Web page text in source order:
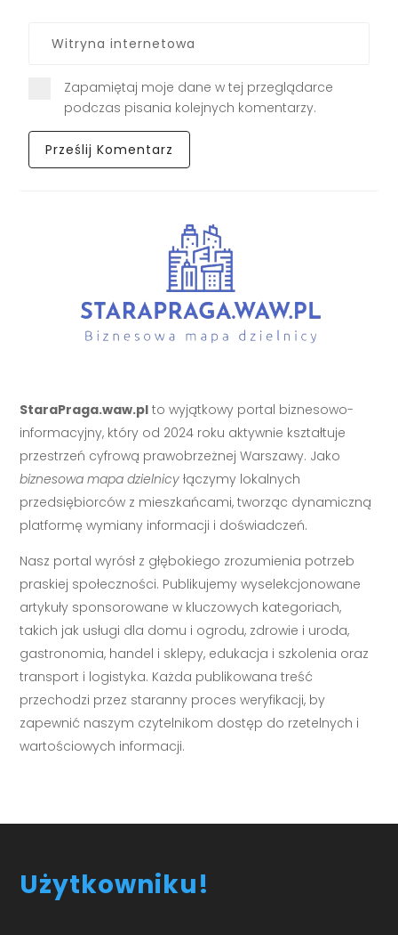
Zapamiętaj moje dane w tej przeglądarce
podczas pisania kolejnych komentarzy.
StaraPraga.waw.pl to wyjątkowy portal biznesowo-
informacyjny, który od 2024 roku aktywnie kształtuje
przestrzeń cyfrową prawobrzeżnej Warszawy. Jako
biznesowa mapa dzielnicy łączymy lokalnych
przedsiębiorców z mieszkańcami, tworząc dynamiczną
platformę wymiany informacji i doświadczeń.
Nasz portal wyrósł z głębokiego zrozumienia potrzeb
praskiej społeczności. Publikujemy wyselekcjonowane
artykuły sponsorowane w kluczowych kategoriach,
takich jak usługi dla domu i ogrodu, zdrowie i uroda,
gastronomia, handel i sklepy, edukacja i szkolenia oraz
transport i logistyka. Każda publikowana treść
przechodzi przez staranny proces weryfikacji, by
zapewnić naszym czytelnikom dostęp do rzetelnych i
wartościowych informacji.
Użytkowniku!